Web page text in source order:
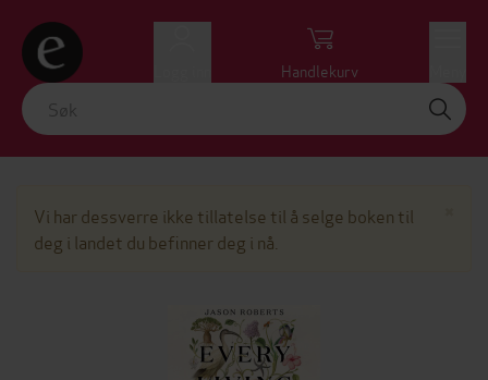
Handlekurv
Vi har dessverre ikke tillatelse til å selge boken til
deg i landet du befinner deg i nå.